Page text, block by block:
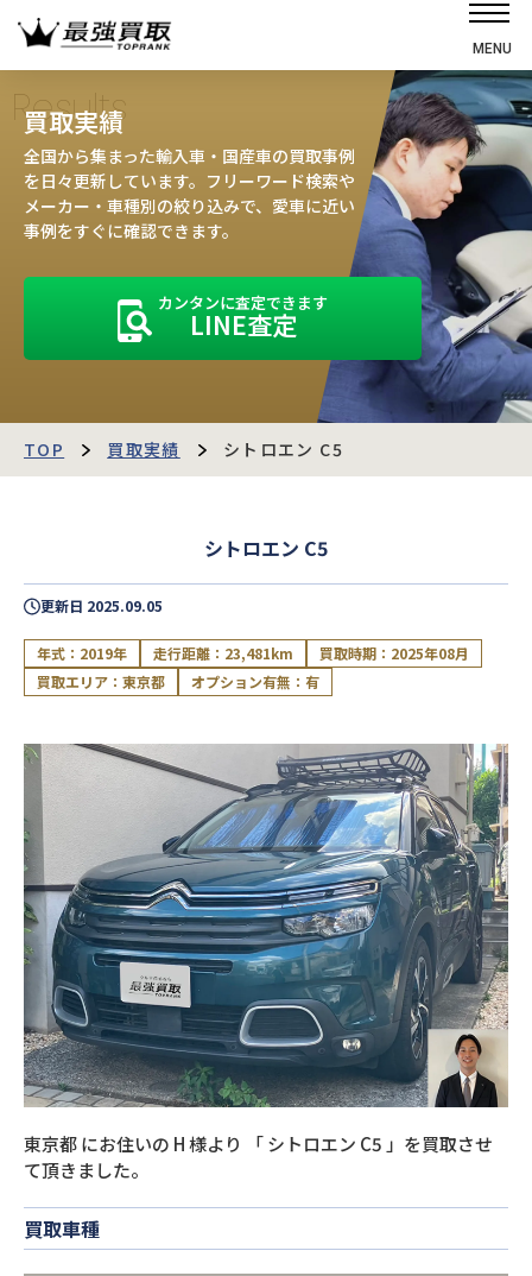
MENU
選ばれる理由
高価買取の仕組み
売却の流れ
お客様の声
運営会社
最強買取マガジン
閉じる
Results
買取実績
全国から集まった輸入車・国産車の買取事例
を日々更新しています。フリーワード検索や
メーカー・車種別の絞り込みで、愛車に近い
事例をすぐに確認できます。
カンタンに査定できます
LINE査定
TOP 買取実績 シトロエン C5
シトロエン C5
更新日 2025.09.05
年式：2019年 走行距離：23,481km
買取時期：2025年08月
買取エリア：東京都
オプション有無：有
東京都にお住いの H様より 「シトロエン C5 」を買取させ
て頂きました。
買取車種